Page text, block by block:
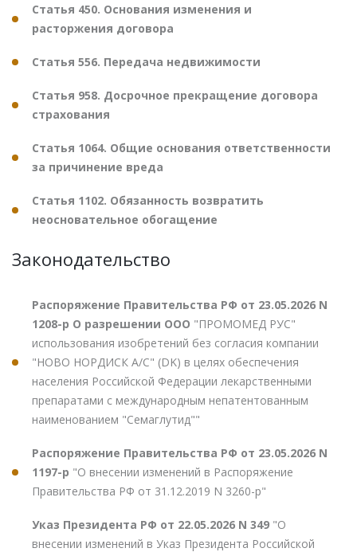
Статья 450. Основания изменения и
расторжения договора
Статья 556. Передача недвижимости
Статья 958. Досрочное прекращение договора
страхования
Статья 1064. Общие основания ответственности
за причинение вреда
Статья 1102. Обязанность возвратить
неосновательное обогащение
Законодательство
Распоряжение Правительства РФ от 23.05.2026 N
1208-р О разрешении ООО "ПРОМОМЕД РУС"
использования изобретений без согласия компании
"НОВО НОРДИСК А/С" (DK) в целях обеспечения
населения Российской Федерации лекарственными
препаратами с международным непатентованным
наименованием "Семаглутид""
Распоряжение Правительства РФ от 23.05.2026 N
1197-р "О внесении изменений в Распоряжение
Правительства РФ от 31.12.2019 N 3260-р"
Указ Президента РФ от 22.05.2026 N 349 "О
внесении изменений в Указ Президента Российской